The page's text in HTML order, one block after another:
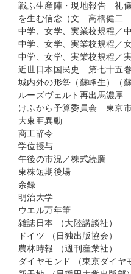
戦ふ生産陣・現地報告 礼
を生む信念（文 高橋健二
中学、女学、実業校規程／
中学、女学、実業校規程／
中学、女学、実業校規程／
近世日本国民史 第七十五
城内外の形勢（蘇峰生）（蘇
ルーズヴェルト再出馬濃厚
けふから予算委員会 東京
大東亜異動
商工辞令
学位授与
午後の市況／株式続騰
東株短期後場
余録
明治大学
ウエル万年筆
雑誌日本 （大陸講談社）
ドイツ （日独出版協会）
農林時報 （週刊産業社）
ダイヤモンド （東京ダイヤ